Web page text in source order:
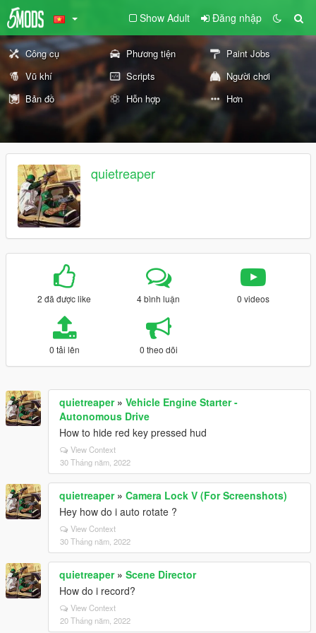
Show Adult Đăng nhập
Công cụ Phương tiện
Paint Jobs
Vũ khí
Scripts
Người chơi
Bản đồ
Hỗn hợp Hơn
quietreaper
2 đã được like 4 bình luận 0 videos
0 tải lên 0 theo dõi
quietreaper» Vehicle Engine Starter -
Autonomous Drive
How to hide red key pressed hud
View Context
30 Tháng năm, 2022
quietreaper» Camera Lock V (For Screenshots)
Hey how do i auto rotate ?
View Context
30 Tháng năm, 2022
quietreaper» Scene Director
How do i record?
View Context
20 Tháng năm, 2022